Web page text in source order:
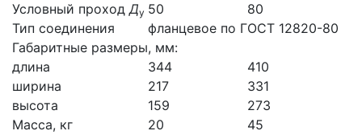
Условный проходДу 50
80
Тип соединения
фланцевое по ГОСТ 12820-80
Габаритные размеры, мм:
длина
344
410
ширина
217
331
высота
159
273
Масса, кг
20
45